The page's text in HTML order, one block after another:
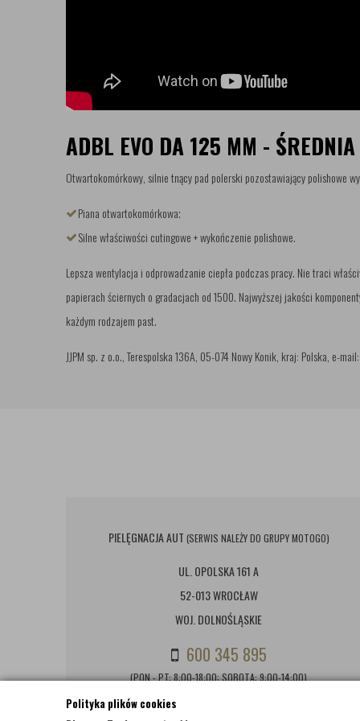
Polityka plików cookies
ADBL EVO DA 125 MM -
Otwartokomórkowy, silnie tnący pad polerski pozostawiający polishowe
Piana otwartokomórkowa;
Silne właściwości cutingowe + wykończenie polishowe.
Lepsza wentylacja i odprowadzanie ciepła podczas pracy. Nie traci
papierach ściernych o gradacjach od 1500. Najwyższej jakości
każdym rodzajem past.
JJPM sp. z o.o., Terespolska 136A, 05-074 Nowy Konik, kraj: Polska, e-
PIELĘGNACJA AUT (SERWIS NALEŻY DO GRUPY MOTOGO)
UL. OPOLSKA 161 A
52-013 WROCŁAW
WOJ. DOLNOŚLĄSKIE
600 345 895
(PON - PT: 8:00-18:00; SOBOTA: 9:00-14:00)
BIURO@PIELEGNACJAAUT.PL